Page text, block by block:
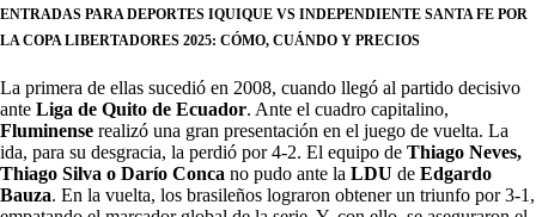
ENTRADAS PARA DEPORTES IQUIQUE VS INDEPENDIENTE SANTA FE POR
LA COPA LIBERTADORES 2025: CÓMO, CUÁNDO Y PRECIOS
La primera de ellas sucedió en 2008, cuando llegó al partido decisivo
ante Liga de Quito de Ecuador. Ante el cuadro capitalino,
Fluminense realizó una gran presentación en el juego de vuelta. La
ida, para su desgracia, la perdió por 4-2. El equipo de Thiago Neves,
Thiago Silva o Darío Conca no pudo ante la LDU de Edgardo
Bauza. En la vuelta, los brasileños lograron obtener un triunfo por 3-1,